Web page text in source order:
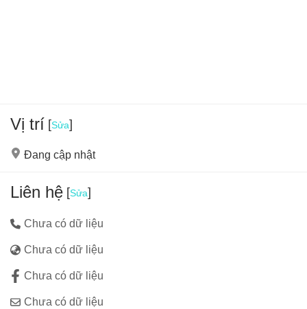
Vị trí [Sửa]
Đang cập nhật
Liên hệ [Sửa]
Chưa có dữ liệu
Chưa có dữ liệu
Chưa có dữ liệu
Chưa có dữ liệu